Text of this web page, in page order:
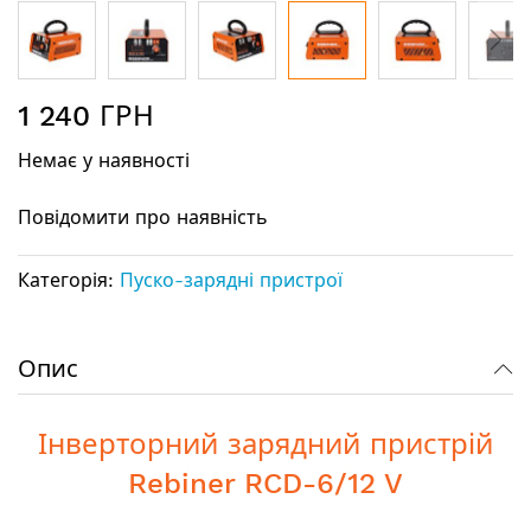
до
галереї
1 240 ГРН
Немає у наявності
Повідомити про наявність
Категорія: Пуско-зарядні пристрої
Опис
Інверторний зарядний пристрій
Rebiner RCD-6/12 V